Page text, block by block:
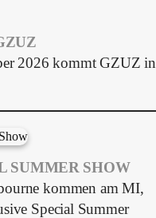
2026 kommt GZUZ in
SUMMER SHOW
kommen am MI,
Special Summer